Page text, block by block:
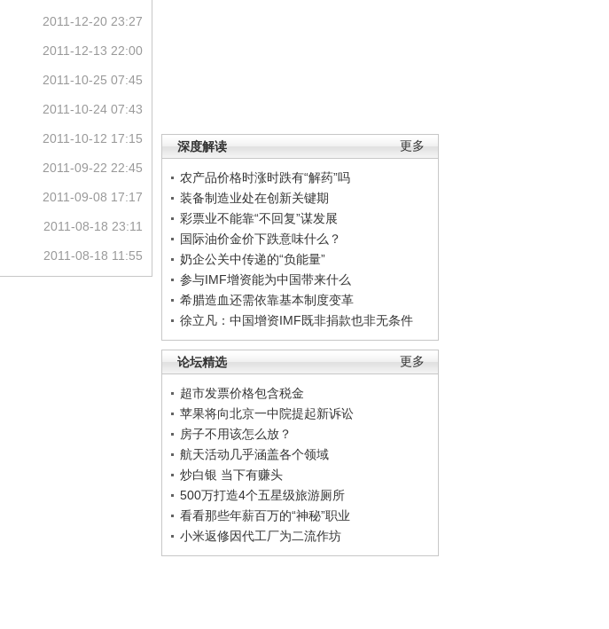
更多
深度解读
农产品价格时涨时跌有“解药”吗
装备制造业处在创新关键期
彩票业不能靠“不回复”谋发展
国际油价金价下跌意味什么？
奶企公关中传递的“负能量”
参与IMF增资能为中国带来什么
希腊造血还需依靠基本制度变革
徐立凡：中国增资IMF既非捐款也非无条件
更多
论坛精选
超市发票价格包含税金
苹果将向北京一中院提起新诉讼
房子不用该怎么放？
航天活动几乎涵盖各个领域
炒白银 当下有赚头
500万打造4个五星级旅游厕所
看看那些年薪百万的“神秘”职业
小米返修因代工厂为二流作坊
2011-12-20 23:27
2011-12-13 22:00
2011-10-25 07:45
2011-10-24 07:43
2011-10-12 17:15
2011-09-22 22:45
2011-09-08 17:17
2011-08-18 23:11
2011-08-18 11:55